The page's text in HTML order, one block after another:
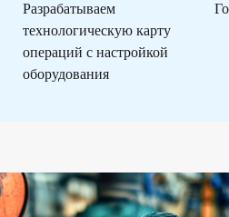
Разрабатываем
технологическую карту
операций с настройкой
оборудования